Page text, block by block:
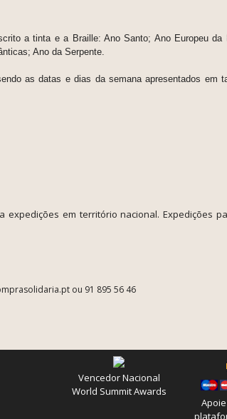
a tinta e a Braille: Ano Santo; Ano Europeu da
Ano da Serpente.
as datas e dias da semana apresentados em
expedições em território nacional. Expedições
ou 91 895 56 46
Vencedor Nacional
World Summit Awards